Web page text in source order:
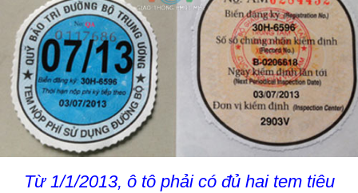
Từ 1/1/2013, ô tô phải có đủ hai tem tiêu